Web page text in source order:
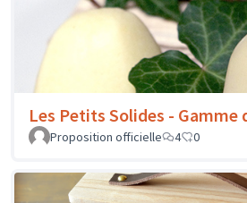
Les Petits Solides - Gamme
Proposition officielle 4 0